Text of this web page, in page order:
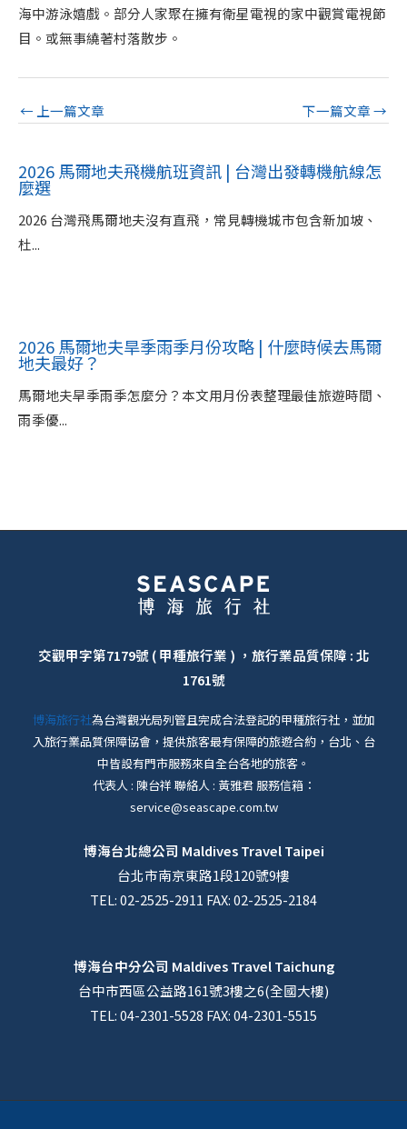
海中游泳嬉戲。部分人家聚在擁有衛星電視的家中觀賞電視節
目。或無事繞著村落散步。
← 上一篇文章 下一篇文章→
2026 馬爾地夫飛機航班資訊 | 台灣出發轉機航線怎
麼選
2026 台灣飛馬爾地夫沒有直飛，常見轉機城市包含新加坡、
杜...
2026 馬爾地夫旱季雨季月份攻略 | 什麼時候去馬爾
地夫最好？
馬爾地夫旱季雨季怎麼分？本文用月份表整理最佳旅遊時間、
雨季優...
交觀甲字第7179號 ( 甲種旅行業 ) ，旅行業品質保障 : 北
1761號
博海旅行社為台灣觀光局列管且完成合法登記的甲種旅行社，並加
入旅行業品質保障協會，提供旅客最有保障的旅遊合約，台北、台
中皆設有門市服務來自全台各地的旅客。
代表人 : 陳台祥 聯絡人 : 黃雅君 服務信箱：
service@seascape.com.tw
博海台北總公司 Maldives Travel Taipei
台北市南京東路1段120號9樓
TEL: 02-2525-2911 FAX: 02-2525-2184
博海台中分公司 Maldives Travel Taichung
台中市西區公益路161號3樓之6(全國大樓)
TEL: 04-2301-5528 FAX: 04-2301-5515